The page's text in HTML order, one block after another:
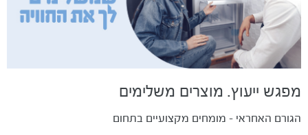
מפגש ייעוץ. מוצרים משלימים
הגורם האחראי - מומחים מקצועיים בתחום